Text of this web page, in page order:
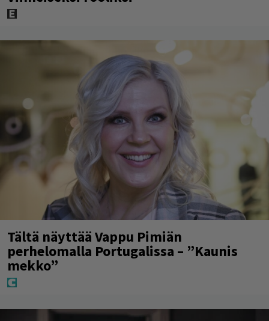
Tältä näyttää Vappu Pimiän
perhelomalla Portugalissa – ”Kaunis
mekko”